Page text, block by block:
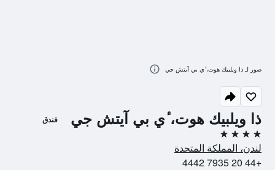
ذا ويلبيك هوت، ٔي بي آيتش جي فندق
4 نجوم
لندن، المملكة المتحدة
+44 20 7935 4442
صور لـ ذا ويلبيك هوت، ٔي بي آيتش جي